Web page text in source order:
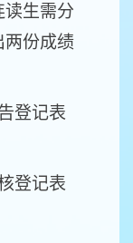
读生需分
两份成绩
登记表
登记表